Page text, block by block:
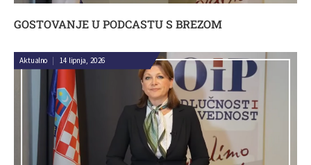
GOSTOVANJE U PODCASTU S BREZOM
Aktualno | 14 lipnja, 2026